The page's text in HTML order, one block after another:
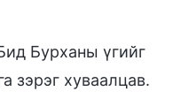
Бурханы үгийг
зэрэг хуваалцав.